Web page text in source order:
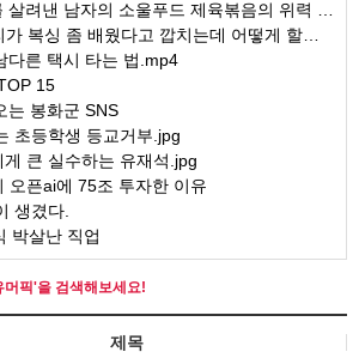
려낸 남자의 소울푸드 제육볶음의 위력 ㅋㅋ
복싱 좀 배웠다고 깝치는데 어떻게 할까요?
다른 택시 타는 법.mp4
15
는 봉화군 SNS
초등학생 등교거부.jpg
큰 실수하는 유재석.jpg
오픈ai에 75조 투자한 이유
생겼다.
박살난 직업
픽'을 검색해보세요!
제목